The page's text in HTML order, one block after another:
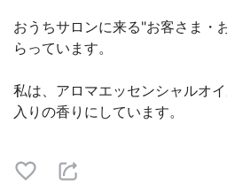
おうちサロンに来る"お客さま・
らっています。
私は、アロマエッセンシャルオ
入りの香りにしています。